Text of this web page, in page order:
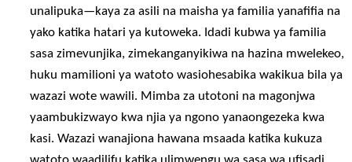
unalipuka—kaya za asili na maisha ya familia yanafifia na
yako katika hatari ya kutoweka. Idadi kubwa ya familia
sasa zimevunjika, zimekanganyikiwa na hazina mwelekeo,
huku mamilioni ya watoto wasiohesabika wakikua bila ya
wazazi wote wawili. Mimba za utotoni na magonjwa
yaambukizwayo kwa njia ya ngono yanaongezeka kwa
kasi. Wazazi wanajiona hawana msaada katika kukuza